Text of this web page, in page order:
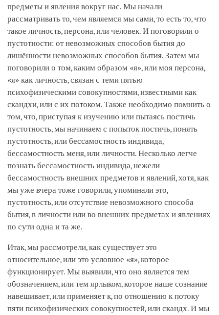
предметы и явления вокруг нас. Мы начали
рассматривать то, чем являемся мы сами, то есть то, что
такое личность, персона, или человек. И поговорили о
пустотности: от невозможных способов бытия до
лишённости невозможных способов бытия. Затем мы
поговорили о том, каким образом «я», или моя персона,
«я» как личность, связан с теми пятью
психофизическими совокупностями, известными как
скандхи, или с их потоком. Также необходимо помнить о
том, что, приступая к изучению или пытаясь постичь
пустотность, мы начинаем с попыток постичь, понять
пустотность, или бессамостность индивида,
бессамостность меня, или личности. Несколько легче
познать бессамостность индивида, нежели
бессамостность внешних предметов и явлений, хотя, как
мы уже вчера тоже говорили, упоминали это,
пустотность, или отсутствие невозможного способа
бытия, в личности или во внешних предметах и явлениях
по сути одна и та же.
Итак, мы рассмотрели, как существует это
относительное, или это условное «я», которое
функционирует. Мы выявили, что оно является тем
обозначением, или тем ярлыком, которое наше сознание
навешивает, или применяет к, по отношению к потоку
пяти психофизических совокупностей, или скандх. И мы